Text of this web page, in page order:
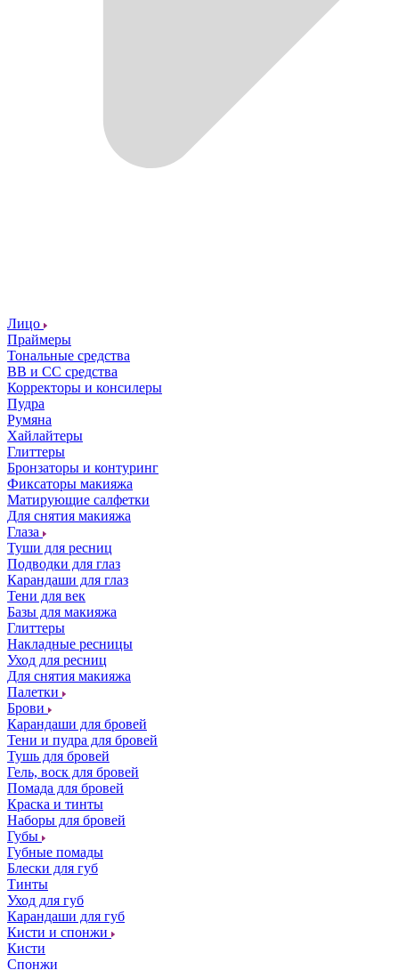
Лицо
Праймеры
Тональные средства
ВВ и СС средства
Корректоры и консилеры
Пудра
Румяна
Хайлайтеры
Глиттеры
Бронзаторы и контуринг
Фиксаторы макияжа
Матирующие салфетки
Для снятия макияжа
Глаза
Туши для ресниц
Подводки для глаз
Карандаши для глаз
Тени для век
Базы для макияжа
Глиттеры
Накладные ресницы
Уход для ресниц
Для снятия макияжа
Палетки
Брови
Карандаши для бровей
Тени и пудра для бровей
Тушь для бровей
Гель, воск для бровей
Помада для бровей
Краска и тинты
Наборы для бровей
Губы
Губные помады
Блески для губ
Тинты
Уход для губ
Карандаши для губ
Кисти и спонжи
Кисти
Спонжи